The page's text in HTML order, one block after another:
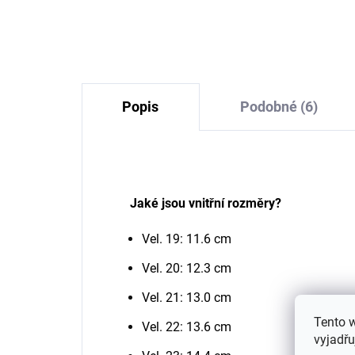
Tento
Popis Podobné (6)
Jaké jsou vnitřní rozměry?
Vel. 19: 11.6 cm
Vel. 20: 12.3 cm
Vel. 21: 13.0 cm
Vel. 22: 13.6 cm